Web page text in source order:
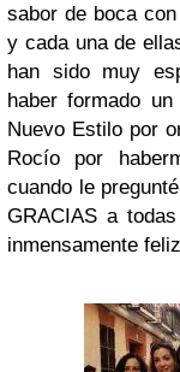
sabor de boca
y cada una de
han sido muy
haber formado
Nuevo Estilo por
Rocío por
cuando le
GRACIAS a
inmensamente